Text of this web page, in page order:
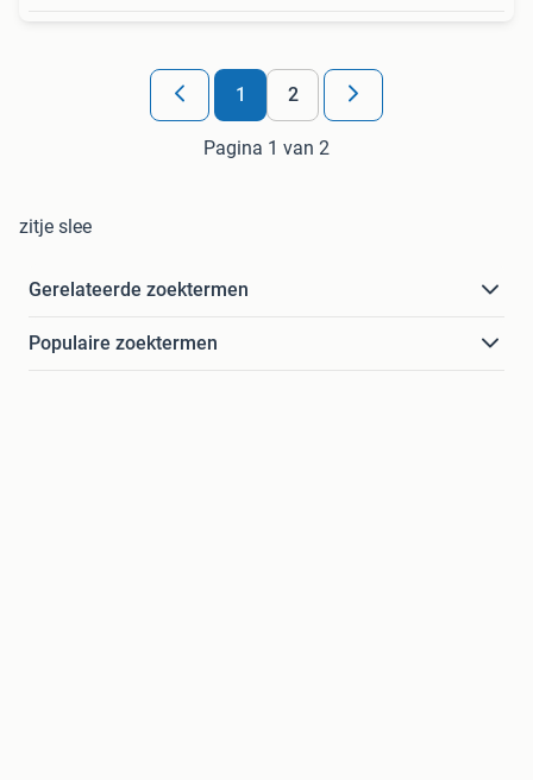
1 2
Pagina 1 van 2
zitje slee
Gerelateerde zoektermen
Populaire zoektermen